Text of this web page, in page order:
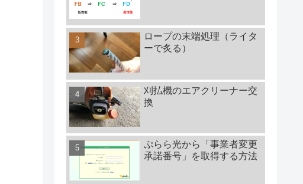
ロープの末端処理（ライタ
ーで炙る）
刈払機のエアクリーナー交
換
ぷらら光から「事業者変更
承諾番号」を取得する方法